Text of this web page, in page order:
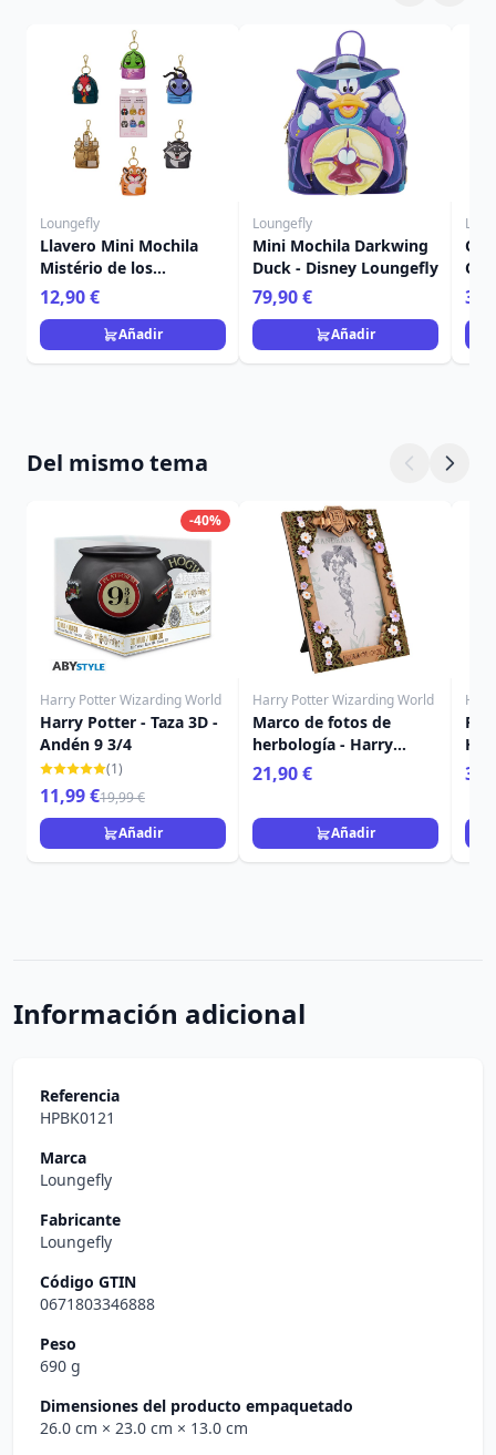
Loungefly
Llavero Mini Mochila
Mistério de los
Compañeros de
Princesa - Disney
Loungefly
12,90 €
Añadir
Loungefly
Mini Mochila Darkwing
Duck - Disney Loungefly
79,90 €
Añadir
Del mismo tema
-40%
Harry Potter Wizarding World
Harry Potter - Taza 3D -
Andén 9 3/4
(1)
11,99 €19,99 €
Añadir
Harry Potter Wizarding World
Marco de fotos de
herbología - Harry
Potter
21,90 €
Añadir
Información adicional
Referencia
HPBK0121
Marca
Loungefly
Fabricante
Loungefly
Código GTIN
0671803346888
Peso
690 g
Dimensiones del producto empaquetado
26.0 cm × 23.0 cm × 13.0 cm